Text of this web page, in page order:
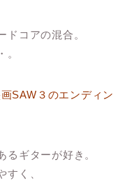
ドコアの混合。
。
SAW３のエンディン
るギターが好き。
すく、